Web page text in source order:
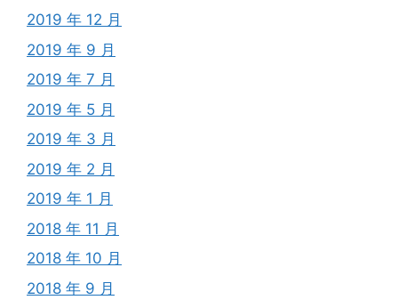
2019 年 12 月
2019 年 9 月
2019 年 7 月
2019 年 5 月
2019 年 3 月
2019 年 2 月
2019 年 1 月
2018 年 11 月
2018 年 10 月
2018 年 9 月